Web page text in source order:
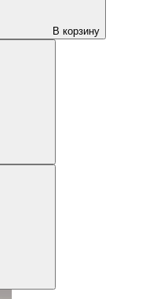
В корзину